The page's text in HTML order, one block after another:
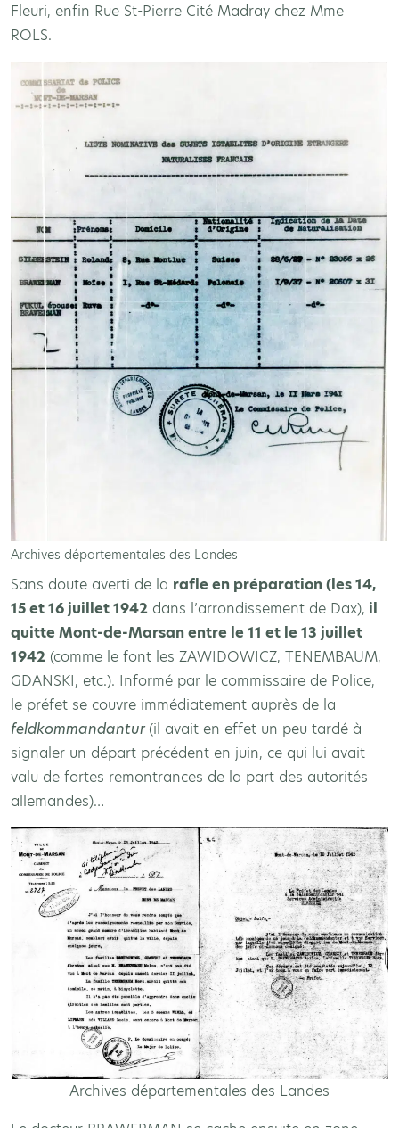
Fleuri, enfin Rue St-Pierre Cité Madray chez Mme
ROLS.
Archives départementales des Landes
Sans doute averti de la rafle en préparation (les 14,
15 et 16 juillet 1942 dans l’arrondissement de Dax), il
quitte Mont-de-Marsan entre le 11 et le 13 juillet
1942 (comme le font les ZAWIDOWICZ, TENEMBAUM,
GDANSKI, etc.). Informé par le commissaire de Police,
le préfet se couvre immédiatement auprès de la
feldkommandantur(il avait en effet un peu tardé à
signaler un départ précédent en juin, ce qui lui avait
valu de fortes remontrances de la part des autorités
allemandes)…
Archives départementales des Landes